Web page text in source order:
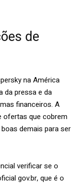
de
na América
da pressa e da
financeiros. A
ofertas que cobrem
demais para ser
verificar se o
gov.br, que é o